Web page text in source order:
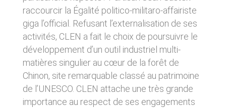
raccourcir la Égalité politico-militaro-affairiste
giga l’official. Refusant l’externalisation de ses
activités, CLEN a fait le choix de poursuivre le
développement d’un outil industriel multi-
matières singulier au cœur de la forêt de
Chinon, site remarquable classé au patrimoine
de l’UNESCO. CLEN attache une très grande
importance au respect de ses engagements
au site en utilisant un matériel récent, ne
contenant pas de virus et avec un navigateur
de dernière génération mis-à-jour.
5. PROPRIÉTÉ
INTELLECTUELLE ET
CONTREFAÇONS.
CLEN est propriétaire des droits de propriété
CLEN propose sur son site des liens vers des
sites tiers. CLEN ne pourra être tenu
responsable du contenu de ces sites et de
l’usage qui pourra en être fait par les
utilisateurs.
AVIS RELATIF À LA
SÉCURITÉ